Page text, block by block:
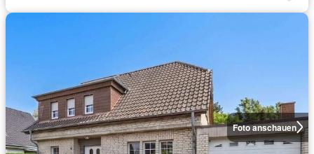
Foto anschauen